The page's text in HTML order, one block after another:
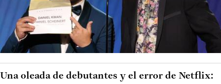
Una oleada de debutantes y el error de Netflix: